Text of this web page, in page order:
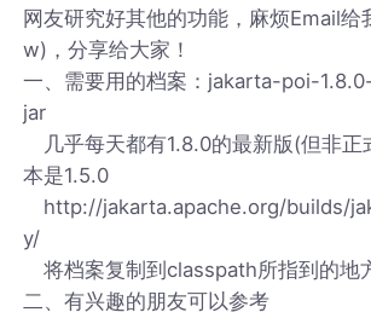
网友研究好其他的功能，麻烦Email
w)，分享给大家！
一、需要用的档案：jakarta-poi-
jar
几乎每天都有1.8.0的最新版(但非正
本是1.5.0
http://jakarta.apache.org/builds/
y/
将档案复制到classpath所指到的地
二、有兴趣的朋友可以参考